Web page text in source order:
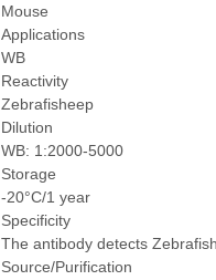
Mouse
Applications
WB
Reactivity
Zebrafisheep
Dilution
WB: 1:2000-5000
Storage
-20°C/1 year
Specificity
The antibody detects
Source/Purification